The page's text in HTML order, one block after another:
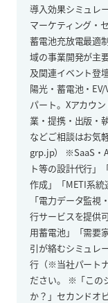
導入効果シミュレ
マーケティング・
蓄電池充放電最適
域の事業開発が主
及関連イベント登
陽光・蓄電池・
パート。Xアカウ
業・提携・出版・
などご相談はお気
grp.jp） ※SaaS・
ト等の設計代行」
作成」「METI系統
「電力データ監
行サービスを提供
用蓄電池」「需要
引が絡むシミュレ
行（※当社パート
ださい。 ※「この
か？」セカンドオ